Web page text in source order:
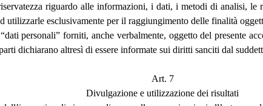
riguardo alle informazioni, i dati, i metodi di analisi,
esclusivamente per il raggiungimento delle finalità
personali” forniti, anche verbalmente, oggetto del presente
dichiarano altresì di essere informate sui diritti sanciti dal
Art. 7
Divulgazione e utilizzazione dei risultati